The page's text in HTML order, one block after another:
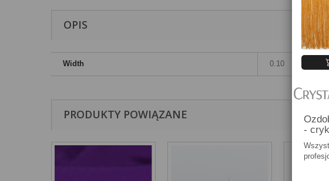
OPIS
Width 0.10
PRODUKTY POWIĄZANE
-